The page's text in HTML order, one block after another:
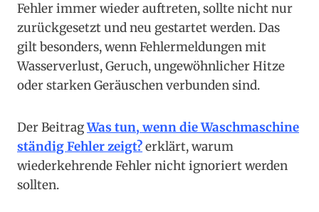
Fehler immer wieder auftreten, sollte nicht nur
zurückgesetzt und neu gestartet werden. Das
gilt besonders, wenn Fehlermeldungen mit
Wasserverlust, Geruch, ungewöhnlicher Hitze
oder starken Geräuschen verbunden sind.
Der BeitragWas tun, wenn die Waschmaschine
ständig Fehler zeigt?erklärt, warum
wiederkehrende Fehler nicht ignoriert werden
sollten.